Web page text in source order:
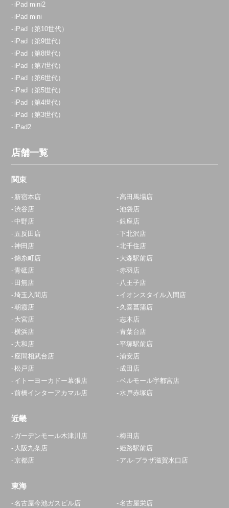
iPad mini2
iPad mini
iPad（第10世代）
iPad（第9世代）
iPad（第8世代）
iPad（第7世代）
iPad（第6世代）
iPad（第5世代）
iPad（第4世代）
iPad（第3世代）
iPad2
店舗一覧
関東
新宿本店
高田馬場店
渋谷店
池袋店
中野店
銀座店
五反田店
下北沢店
神田店
北千住店
錦糸町店
大森駅前店
青砥店
赤羽店
田無店
八王子店
埼玉入間店
イオンスタイル入間店
朝霞店
久喜菖蒲店
大宮店
志木店
横浜店
青葉台店
大和店
平塚駅前店
座間相武台店
浦安店
松戸店
成田店
イトーヨーカドー幕張店
ベルモール宇都宮店
前橋インターアカマル店
水戸赤塚店
近畿
ガーデンモール木津川店
梅田店
大阪九条店
姫路駅前店
京都店
アル·プラザ滋賀水口店
東海
名古屋今池ガスビル店 名古屋栄店